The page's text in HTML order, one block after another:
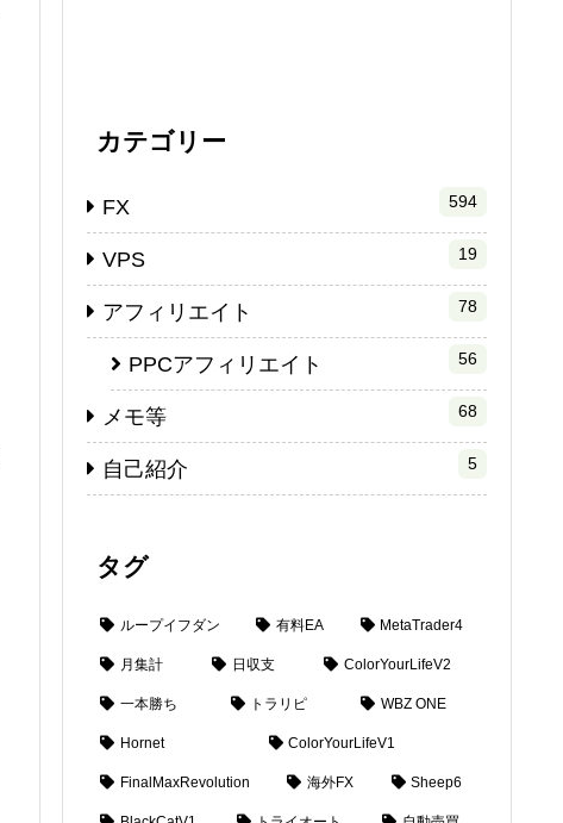
カテゴリー
FX 594
VPS 19
アフィリエイト 78
PPCアフィリエイト 56
メモ等 68
自己紹介 5
タグ
ループイフダン 有料EA MetaTrader4
月集計 日収支 ColorYourLifeV2
一本勝ち トラリピ WBZ ONE
Hornet ColorYourLifeV1
FinalMaxRevolution 海外FX Sheep6